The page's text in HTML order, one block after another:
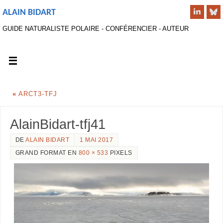
ALAIN BIDART
GUIDE NATURALISTE POLAIRE - CONFÉRENCIER - AUTEUR
« ARCT3-TFJ
AlainBidart-tfj41
DEALAIN BIDART
1 MAI 2017
GRAND FORMAT EN 800 × 533 PIXELS